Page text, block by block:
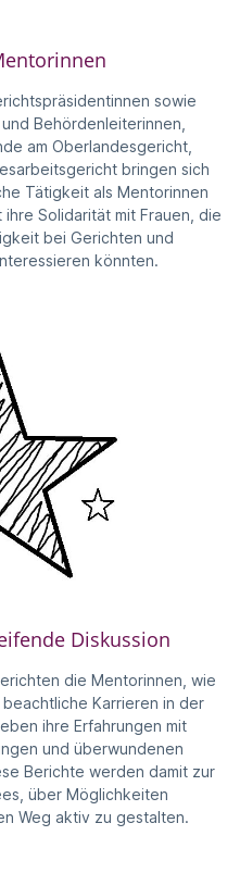
sowie
Behördenleiterinnen,
am Oberlandesgericht,
bringen sich
Tätigkeit als Mentorinnen
Solidarität mit Frauen, die
bei Gerichten und
könnten.
Diskussion
die Mentorinnen, wie
Karrieren in der
ihre Erfahrungen mit
und überwundenen
Berichte werden damit zur
über Möglichkeiten
Weg aktiv zu gestalten.